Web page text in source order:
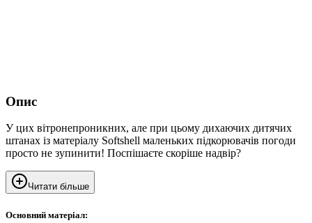
Опис
У цих вітронепроникних, але при цьому дихаючих дитячих
штанах із матеріалу Softshell маленьких підкорювачів погоди
просто не зупинити! Поспішаєте скоріше надвір?
Читати більше
Основний матеріал: